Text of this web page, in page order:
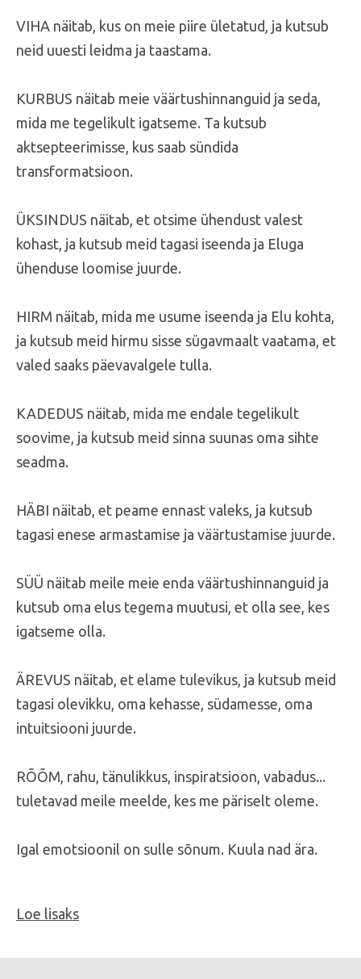
VIHA näitab, kus on meie piire ületatud, ja kutsub
neid uuesti leidma ja taastama.
KURBUS näitab meie väärtushinnanguid ja seda,
mida me tegelikult igatseme. Ta kutsub
aktsepteerimisse, kus saab sündida
transformatsioon.
ÜKSINDUS näitab, et otsime ühendust valest
kohast, ja kutsub meid tagasi iseenda ja Eluga
ühenduse loomise juurde.
HIRM näitab, mida me usume iseenda ja Elu kohta,
ja kutsub meid hirmu sisse sügavmaalt vaatama, et
valed saaks päevavalgele tulla.
KADEDUS näitab, mida me endale tegelikult
soovime, ja kutsub meid sinna suunas oma sihte
seadma.
HÄBI näitab, et peame ennast valeks, ja kutsub
tagasi enese armastamise ja väärtustamise juurde.
SÜÜ näitab meile meie enda väärtushinnanguid ja
kutsub oma elus tegema muutusi, et olla see, kes
igatseme olla.
ÄREVUS näitab, et elame tulevikus, ja kutsub meid
tagasi olevikku, oma kehasse, südamesse, oma
intuitsiooni juurde.
RÕÕM, rahu, tänulikkus, inspiratsioon, vabadus...
tuletavad meile meelde, kes me päriselt oleme.
Igal emotsioonil on sulle sõnum. Kuula nad ära.
Loe lisaks